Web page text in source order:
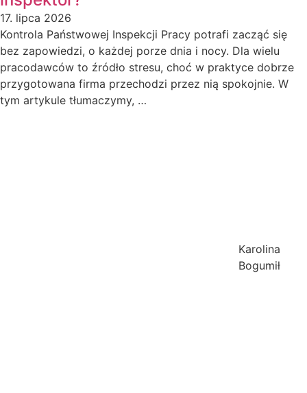
17. lipca 2026
Kontrola Państwowej Inspekcji Pracy potrafi zacząć się
bez zapowiedzi, o każdej porze dnia i nocy. Dla wielu
pracodawców to źródło stresu, choć w praktyce dobrze
przygotowana firma przechodzi przez nią spokojnie. W
tym artykule tłumaczymy, …
Karolina
Bogumił